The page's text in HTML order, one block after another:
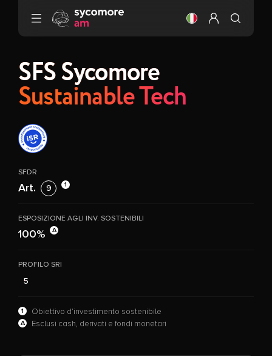
Vai al contenuto
Cambiare la
Configura il
SFS Sycomore
Sustainable Tech
SFDR
Art. 9 1
ESPOSIZIONE AGLI INV. SOSTENIBILI
100% A
PROFILO SRI
5
1 Obiettivo d’investimento sostenibile
A Esclusi cash, derivati e fondi monetari